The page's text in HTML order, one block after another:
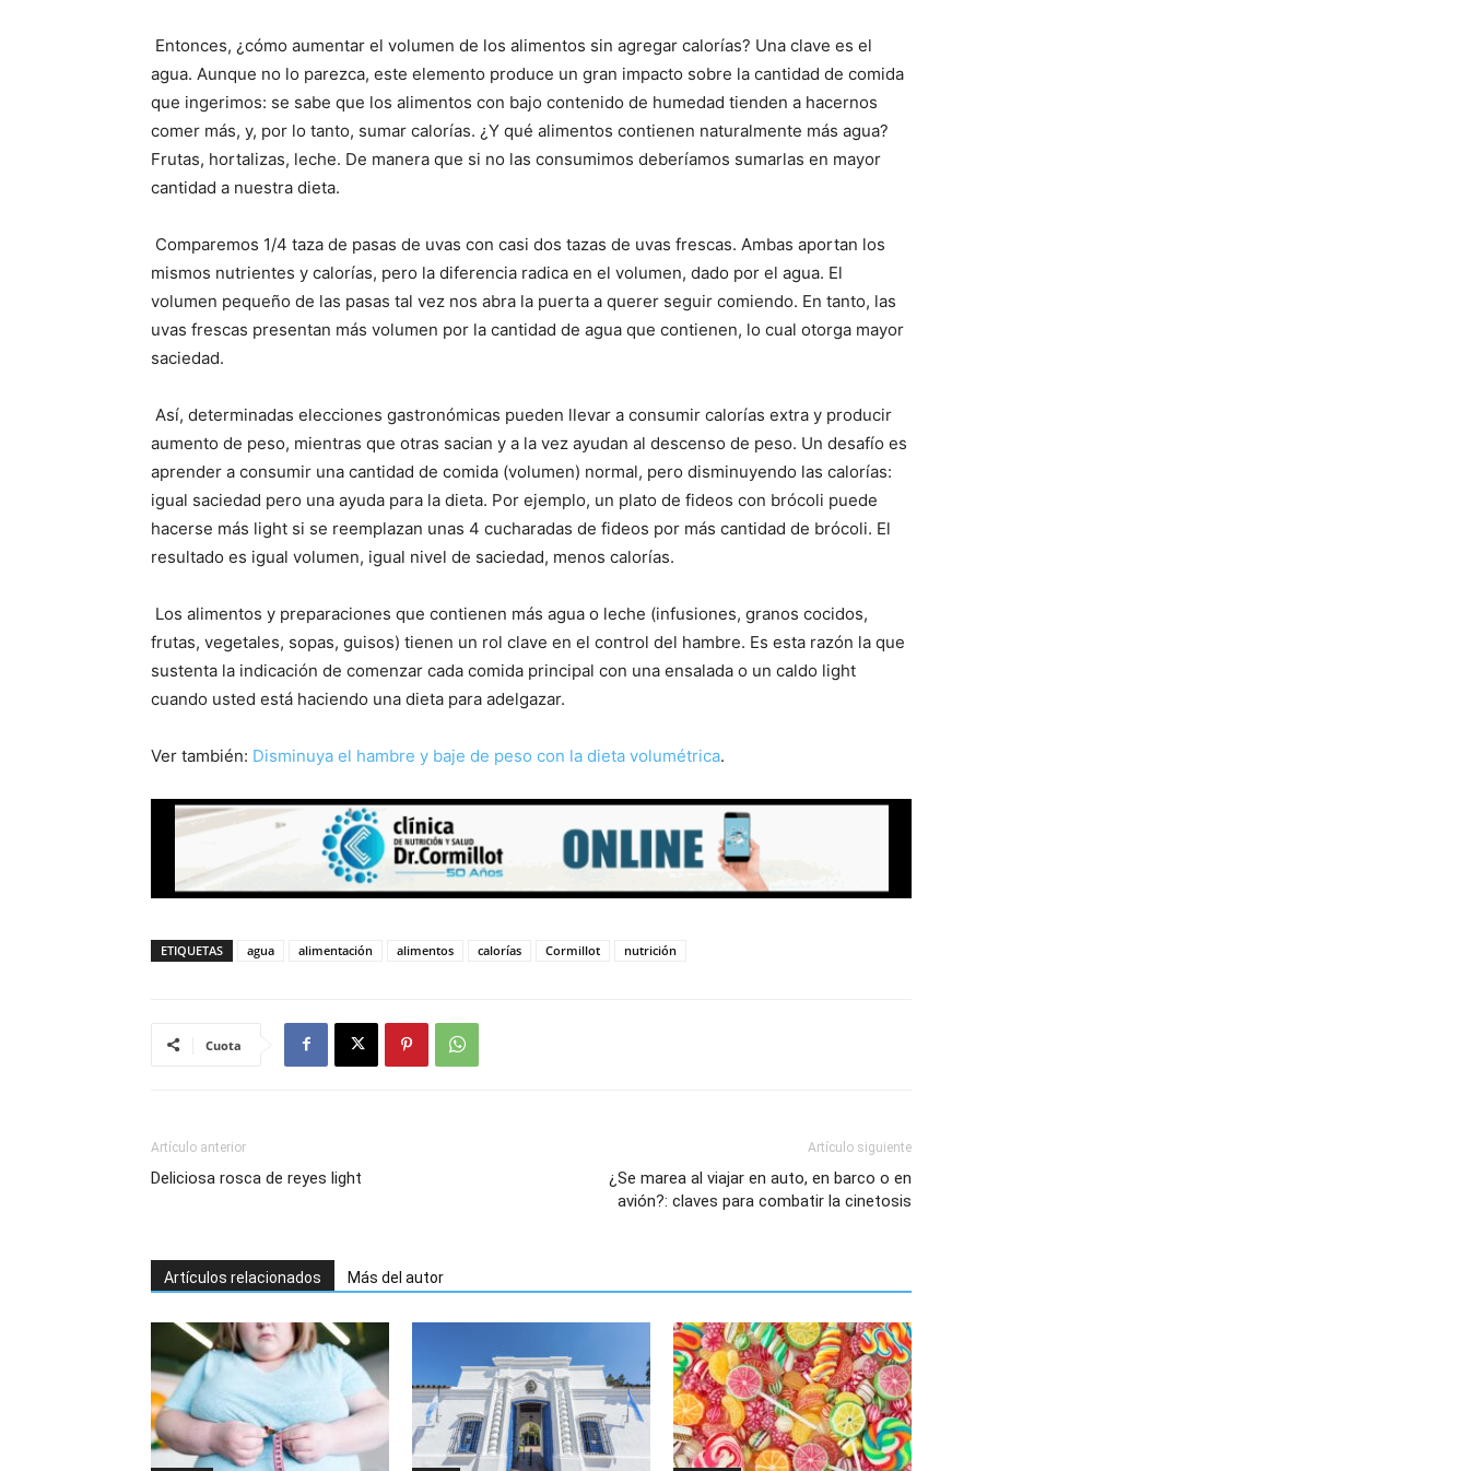
Entonces, ¿cómo aumentar el volumen de los alimentos sin agregar calorías? Una clave es el
agua. Aunque no lo parezca, este elemento produce un gran impacto sobre la cantidad de comida
que ingerimos: se sabe que los alimentos con bajo contenido de humedad tienden a hacernos
comer más, y, por lo tanto, sumar calorías. ¿Y qué alimentos contienen naturalmente más agua?
Frutas, hortalizas, leche. De manera que si no las consumimos deberíamos sumarlas en mayor
cantidad a nuestra dieta.
Comparemos 1/4 taza de pasas de uvas con casi dos tazas de uvas frescas. Ambas aportan los
mismos nutrientes y calorías, pero la diferencia radica en el volumen, dado por el agua. El
volumen pequeño de las pasas tal vez nos abra la puerta a querer seguir comiendo. En tanto, las
uvas frescas presentan más volumen por la cantidad de agua que contienen, lo cual otorga mayor
saciedad.
Así, determinadas elecciones gastronómicas pueden llevar a consumir calorías extra y producir
aumento de peso, mientras que otras sacian y a la vez ayudan al descenso de peso. Un desafío es
aprender a consumir una cantidad de comida (volumen) normal, pero disminuyendo las calorías:
igual saciedad pero una ayuda para la dieta. Por ejemplo, un plato de fideos con brócoli puede
hacerse más light si se reemplazan unas 4 cucharadas de fideos por más cantidad de brócoli. El
resultado es igual volumen, igual nivel de saciedad, menos calorías.
Los alimentos y preparaciones que contienen más agua o leche (infusiones, granos cocidos,
frutas, vegetales, sopas, guisos) tienen un rol clave en el control del hambre. Es esta razón la que
sustenta la indicación de comenzar cada comida principal con una ensalada o un caldo light
cuando usted está haciendo una dieta para adelgazar.
Ver también: Disminuya el hambre y baje de peso con la dieta volumétrica.
ETIQUETAS agua alimentación alimentos calorías Cormillot nutrición
Cuota
Artículo anterior
Deliciosa rosca de reyes light
Artículo siguiente
¿Se marea al viajar en auto, en barco o en
avión?: claves para combatir la cinetosis
Artículos relacionados Más del autor